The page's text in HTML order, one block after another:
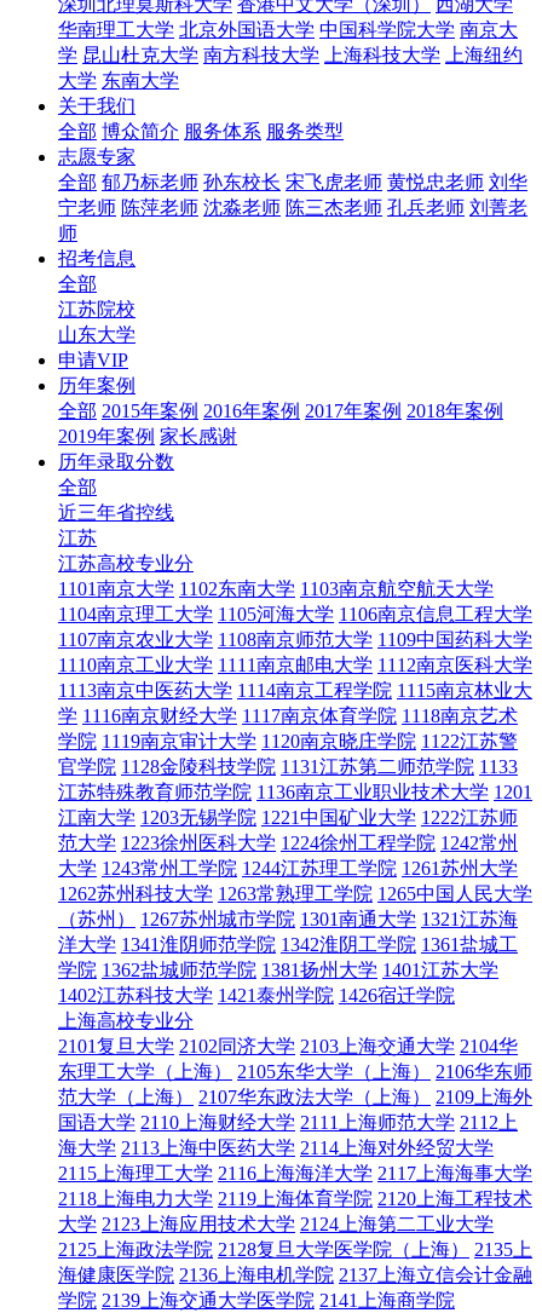
华南理工大学 北京外国语大学 中国科学院大学 南京大
学 昆山杜克大学 南方科技大学 上海科技大学
上海纽约
大学 东南大学
关于我们
全部 博众简介 服务体系 服务类型
志愿专家
全部 郁乃标老师 孙东校长 宋飞虎老师 黄悦忠老师 刘华
宁老师 陈萍老师 沈淼老师 陈三杰老师 孔兵老师 刘菁老
师
招考信息
全部
江苏院校
山东大学
申请VIP
历年案例
全部 2015年案例 2016年案例 2017年案例 2018年案例
2019年案例 家长感谢
历年录取分数
全部
近三年省控线
江苏
江苏高校专业分
1101南京大学 1102东南大学 1103南京航空航天大学
1104南京理工大学 1105河海大学 1106南京信息工程大学
1107南京农业大学 1108南京师范大学 1109中国药科大学
1110南京工业大学 1111南京邮电大学 1112南京医科大学
1113南京中医药大学 1114南京工程学院 1115南京林业大
学 1116南京财经大学 1117南京体育学院 1118南京艺术
学院 1119南京审计大学 1120南京晓庄学院 1122江苏警
官学院 1128金陵科技学院 1131江苏第二师范学院 1133
江苏特殊教育师范学院 1136南京工业职业技术大学 1201
江南大学 1203无锡学院 1221中国矿业大学 1222江苏师
范大学 1223徐州医科大学 1224徐州工程学院 1242常州
大学 1243常州工学院 1244江苏理工学院 1261苏州大学
1262苏州科技大学 1263常熟理工学院 1265中国人民大学
（苏州）
1267苏州城市学院 1301南通大学 1321江苏海
洋大学 1341淮阴师范学院 1342淮阴工学院 1361盐城工
学院 1362盐城师范学院 1381扬州大学 1401江苏大学
1402江苏科技大学 1421泰州学院 1426宿迁学院
上海高校专业分
2101复旦大学 2102同济大学 2103上海交通大学 2104华
东理工大学（上海）
2105东华大学（上海）
2106华东师
范大学（上海）
2107华东政法大学（上海）
2109上海外
国语大学 2110上海财经大学 2111上海师范大学 2112上
海大学 2113上海中医药大学 2114上海对外经贸大学
2115上海理工大学 2116上海海洋大学 2117上海海事大学
2118上海电力大学 2119上海体育学院 2120上海工程技术
大学 2123上海应用技术大学 2124上海第二工业大学
2125上海政法学院 2128复旦大学医学院（上海）
2135上
海健康医学院 2136上海电机学院 2137上海立信会计金融
学院 2139上海交通大学医学院 2141上海商学院